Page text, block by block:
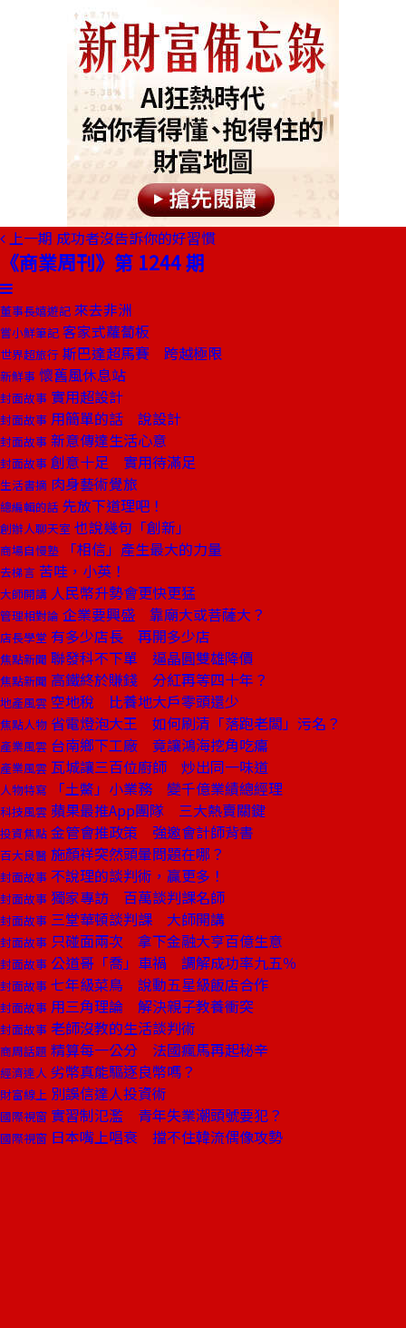
上一期 成功者沒告訴你的好習慣
《商業周刊》第 1244 期
董事長嬉遊記 來去非洲
嘗小鮮筆記 客家式蘿蔔板
世界超旅行 斯巴達超馬賽 跨越極限
新鮮事 懷舊風休息站
封面故事 實用超設計
封面故事 用簡單的話 說設計
封面故事 新意傳達生活心意
封面故事 創意十足 實用待滿足
生活書摘 肉身藝術覺旅
總編輯的話 先放下道理吧！
創辦人聊天室 也說幾句「創新」
商場自慢塾 「相信」產生最大的力量
去梯言 苦哇，小英！
大師開講 人民幣升勢會更快更猛
管理相對論 企業要興盛 靠廟大或菩薩大？
店長學堂 有多少店長 再開多少店
焦點新聞 聯發科不下單 逼晶圓雙雄降價
焦點新聞 高鐵終於賺錢 分紅再等四十年？
地產風雲 空地稅 比養地大戶零頭還少
焦點人物 省電燈泡大王 如何刷清「落跑老闆」污名？
產業風雲 台南鄉下工廠 竟讓鴻海挖角吃癟
產業風雲 瓦城讓三百位廚師 炒出同一味道
人物特寫 「土鱉」小業務 變千億業績總經理
科技風雲 蘋果最推App團隊 三大熱賣關鍵
投資焦點 金管會推政策 強邀會計師背書
百大良醫 施顏祥突然頭暈問題在哪？
封面故事 不說理的談判術，贏更多！
封面故事 獨家專訪 百萬談判課名師
封面故事 三堂華頓談判課 大師開講
封面故事 只碰面兩次 拿下金融大亨百億生意
封面故事 公道哥「喬」車禍 調解成功率九五％
封面故事 七年級菜鳥 說動五星級飯店合作
封面故事 用三角理論 解決親子教養衝突
封面故事 老師沒教的生活談判術
商周話題 精算每一公分 法國瘋馬再起秘辛
經濟達人 劣幣真能驅逐良幣嗎？
財富線上 別誤信達人投資術
國際視窗 實習制氾濫 青年失業潮頭號要犯？
國際視窗 日本嘴上唱衰 擋不住韓流偶像攻勢